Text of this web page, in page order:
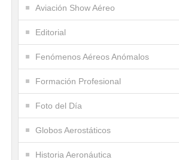
Aviación Show Aéreo
Editorial
Fenómenos Aéreos Anómalos
Formación Profesional
Foto del Día
Globos Aerostáticos
Historia Aeronáutica